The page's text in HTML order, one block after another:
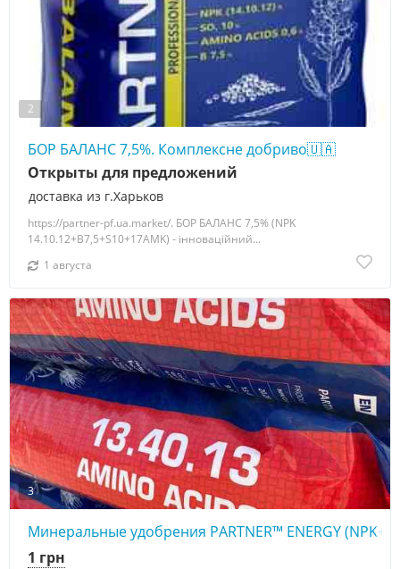
2
БОР БАЛАНС 7,5%. Комплексне добриво🇺🇦
доставка из г.Харьков
Открыты для предложений
https://partner-pf.ua.market/. БОР БАЛАНС 7,5% (NPK
14.10.12+B7,5+S10+17AMK) - інноваційний...
1 августа
3
Минеральные удобрения PARTNER™ ENERGY
1 грн